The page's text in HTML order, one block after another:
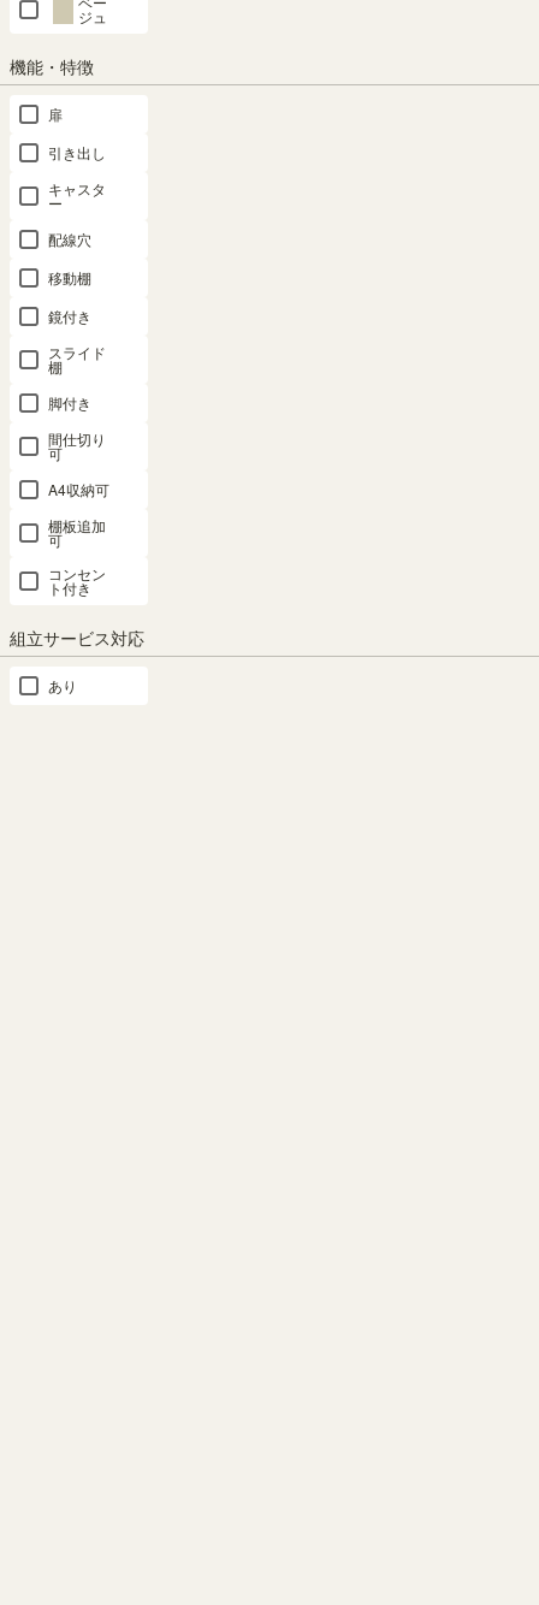
ジュ
機能・特徴
扉
引き出し
キャスタ
ー
配線穴
移動棚
鏡付き
スライド
棚
脚付き
間仕切り
可
A4収納可
棚板追加
可
コンセン
ト付き
組立サービス対応
あり
クーポンは注文手続き画面にてご利用いただけます
InstagramやRoomclipで投稿していただいたこの商品の写真をご紹介
紹介時にはSHIRAI STOREスタッフからご連絡後、みなさんの写真
を掲載します。#shirai_fanをつけてお気に入りのアイテムをぜひ投